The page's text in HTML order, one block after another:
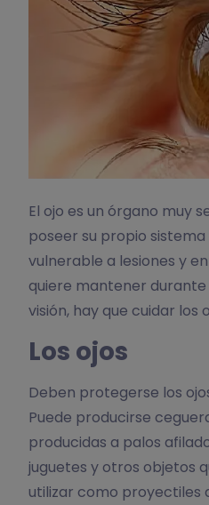
El ojo es un órgano muy
poseer su propio sistema
vulnerable a lesiones y
quiere mantener
visión, hay que cuidar los
Los ojos
Deben protegerse los
Puede producirse
producidas a palos
juguetes y otros objetos
utilizar como proyectiles